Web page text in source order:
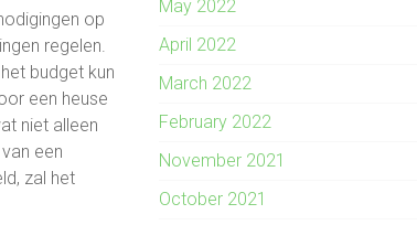
op
regelen.
budget kun
een heuse
niet alleen
een
zal het
May 2022
April 2022
March 2022
February 2022
November 2021
October 2021